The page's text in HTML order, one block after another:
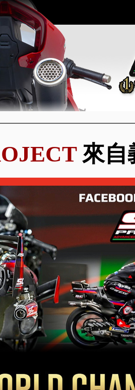
來自